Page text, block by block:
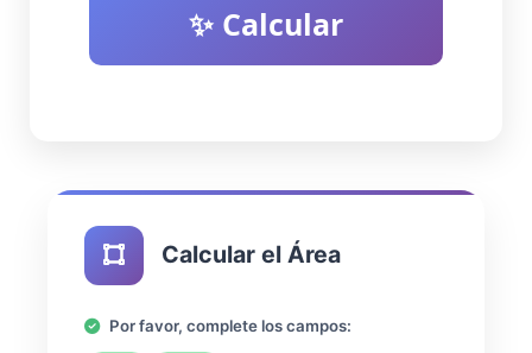
✨ Calcular
Calcular el Área
Por favor, complete los campos: